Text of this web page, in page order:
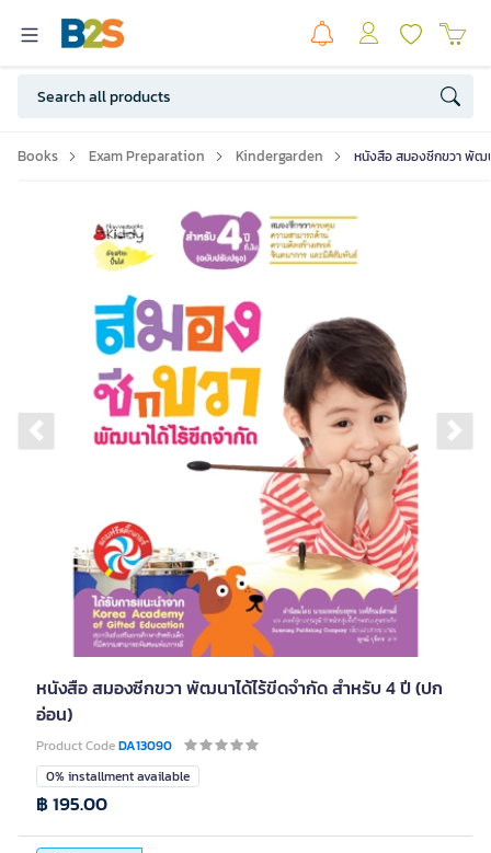
Books Exam Preparation Kindergarden หนังสือ สมองซีกขวา พัฒ
Previous slide
หนังสือ สมองซีกขวา พัฒนาได้ไร้ขีดจำกัด สำหรับ 4 ปี (ปก
อ่อน)
Product CodeDA13090
0% installment available
฿ 195.00